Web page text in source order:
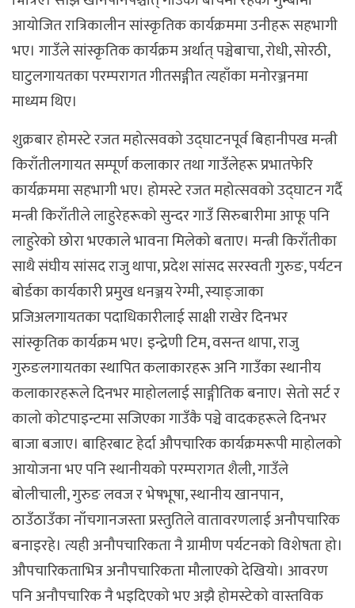
आयोजित रात्रिकालीन सांस्कृतिक कार्यक्रममा उनीहरू सहभागी
भए। गाउँले सांस्कृतिक कार्यक्रम अर्थात् पञ्चेबाचा, रोधी, सोरठी,
घाटुलगायतका परम्परागत गीतसङ्गीत त्यहाँका मनोरञ्जनमा
माध्यम थिए।
शुक्रबार होमस्टे रजत महोत्सवको उद्घाटनपूर्व बिहानीपख मन्त्री
किराँतीलगायत सम्पूर्ण कलाकार तथा गाउँलेहरू प्रभातफेरि
कार्यक्रममा सहभागी भए। होमस्टे रजत महोत्सवको उद्घाटन गर्दै
मन्त्री किराँतीले लाहुरेहरूको सुन्दर गाउँ सिरुबारीमा आफू पनि
लाहुरेको छोरा भएकाले भावना मिलेको बताए। मन्त्री किराँतीका
साथै संघीय सांसद राजु थापा, प्रदेश सांसद सरस्वती गुरुङ, पर्यटन
बोर्डका कार्यकारी प्रमुख धनञ्जय रेग्मी, स्याङ्जाका
प्रजिअलगायतका पदाधिकारीलाई साक्षी राखेर दिनभर
सांस्कृतिक कार्यक्रम भए। इन्द्रेणी टिम, वसन्त थापा, राजु
गुरुङलगायतका स्थापित कलाकारहरू अनि गाउँका स्थानीय
कलाकारहरूले दिनभर माहोललाई साङ्गीतिक बनाए। सेतो सर्ट र
कालो कोटपाइन्टमा सजिएका गाउँकै पञ्चे वादकहरूले दिनभर
बाजा बजाए। बाहिरबाट हेर्दा औपचारिक कार्यक्रमरूपी माहोलको
आयोजना भए पनि स्थानीयको परम्परागत शैली, गाउँले
बोलीचाली, गुरुङ लवज र भेषभूषा, स्थानीय खानपान,
ठाउँठाउँका नाँचगानजस्ता प्रस्तुतिले वातावरणलाई अनौपचारिक
बनाइरहे। त्यही अनौपचारिकता नै ग्रामीण पर्यटनको विशेषता हो।
औपचारिकताभित्र अनौपचारिकता मौलाएको देखियो। आवरण
पनि अनौपचारिक नै भइदिएको भए अझै होमस्टेको वास्तविक